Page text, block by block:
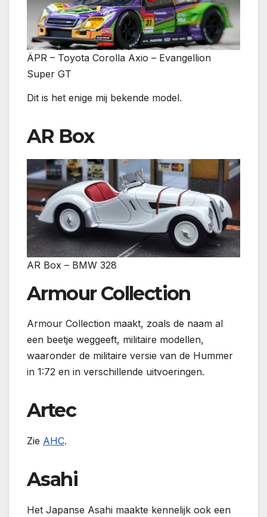
ÄPR – Toyota Corolla Axio – Evangellion
Super GT
Dit is het enige mij bekende model.
AR Box
AR Box – BMW 328
Armour Collection
Armour Collection maakt, zoals de naam al
een beetje weggeeft, militaire modellen,
waaronder de militaire versie van de Hummer
in 1:72 en in verschillende uitvoeringen.
Artec
Zie AHC.
Asahi
Het Japanse Asahi maakte kennelijk ook een